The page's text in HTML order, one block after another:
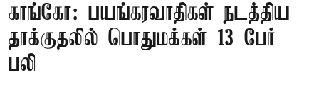
காங்கோ: பயங்கரவாதிகள் நடத்திய
தாக்குதலில் பொதுமக்கள் 13 பேர்
பலி